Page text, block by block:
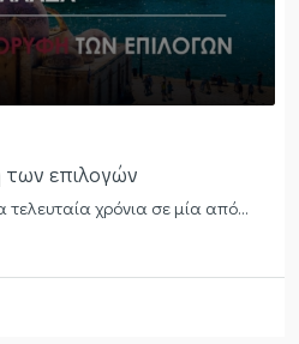
επιλογών
τελευταία χρόνια σε μία από...